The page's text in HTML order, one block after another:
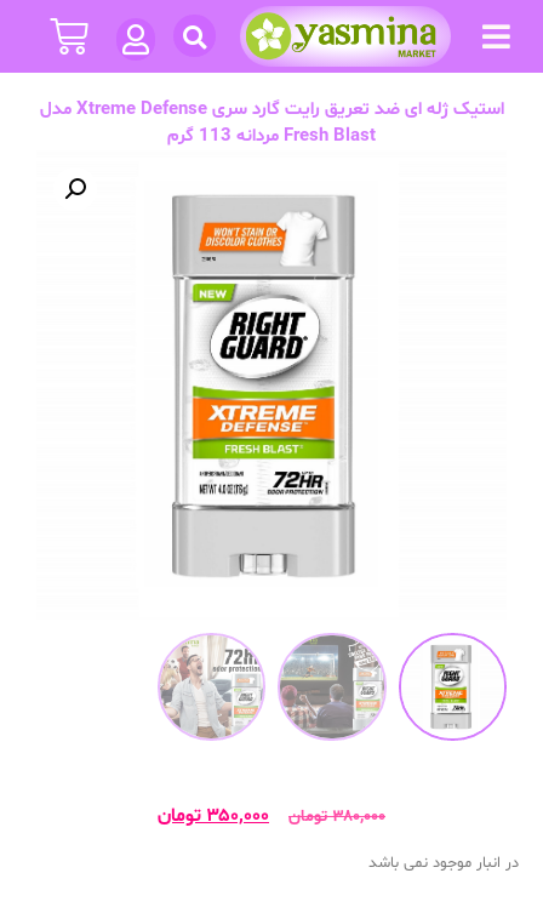
استیک ژله ای ضد تعریق رایت گارد سری Xtreme Defense مدل
Fresh Blast مردانه 113 گرم
۳۸۰,۰۰۰ تومان ۳۵۰,۰۰۰تومان
در انبار موجود نمی باشد